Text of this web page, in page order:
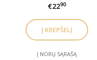
€2290
Į NORŲ SĄRAŠĄ